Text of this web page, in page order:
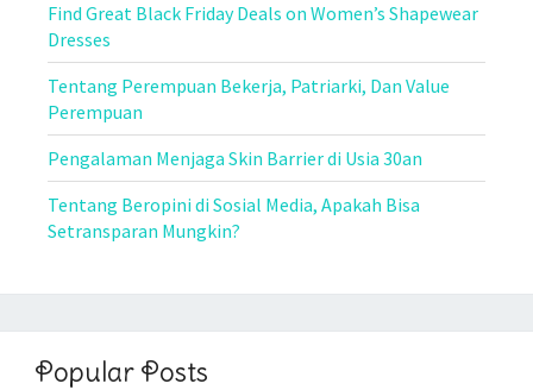
Find Great Black Friday Deals on Women’s Shapewear
Dresses
Tentang Perempuan Bekerja, Patriarki, Dan Value
Perempuan
Pengalaman Menjaga Skin Barrier di Usia 30an
Tentang Beropini di Sosial Media, Apakah Bisa
Setransparan Mungkin?
Popular Posts